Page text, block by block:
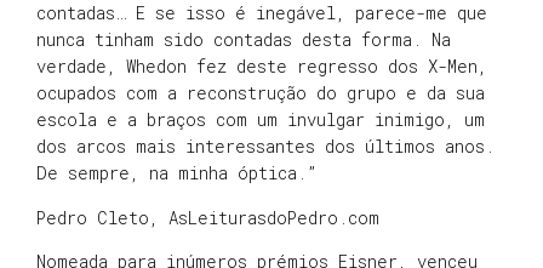
contadas… E se isso é inegável, parece-me que
nunca tinham sido contadas desta forma. Na
verdade, Whedon fez deste regresso dos X-Men,
ocupados com a reconstrução do grupo e da sua
escola e a braços com um invulgar inimigo, um
dos arcos mais interessantes dos últimos anos.
De sempre, na minha óptica.”
Pedro Cleto, AsLeiturasdoPedro.com
Nomeada para inúmeros prémios Eisner, venceu